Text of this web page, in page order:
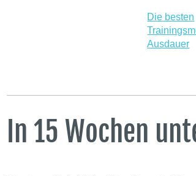
Die besten
Ausdauer
In 15 Wochen